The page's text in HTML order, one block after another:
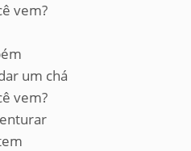
vem?
um chá
vem?